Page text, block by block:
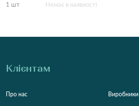
1 шт Немає в наявності
Клієнтам
Про нас Виробники